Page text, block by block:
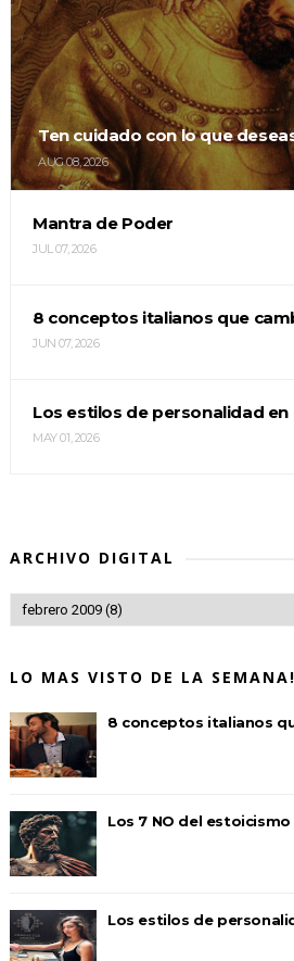
Ten cuidado con lo que
AUG 08, 2026
Mantra de Poder
JUL 07, 2026
8 conceptos italianos que
JUN 07, 2026
Los estilos de personalidad en
MAY 01, 2026
ARCHIVO DIGITAL
LO MAS VISTO DE LA SEMANA!
8 conceptos italianos
Los 7 NO del estoicismo
Los estilos de